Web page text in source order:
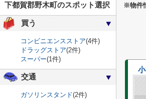
※物件
下都賀郡野木町のスポット選択
買う
コンビニエンスストア(4件)
ドラッグストア(2件)
スーパー(1件)
交通
ガソリンスタンド(2件)